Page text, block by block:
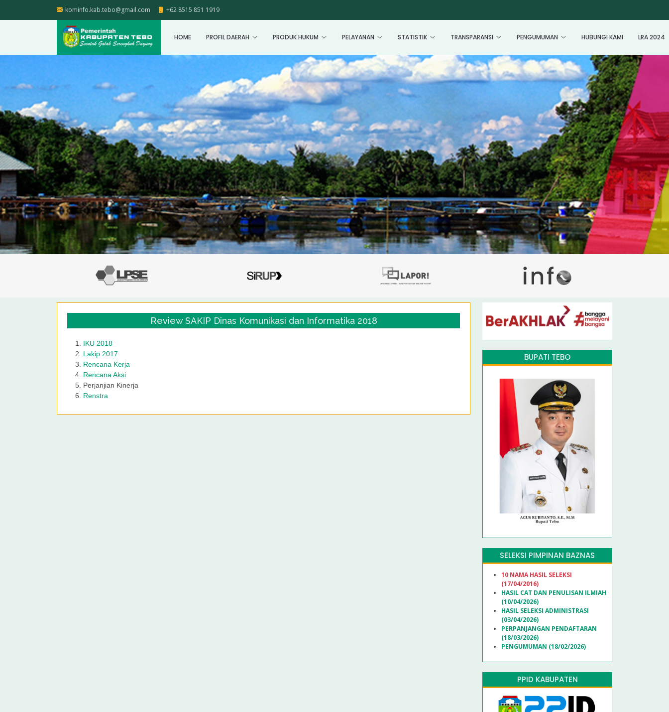
kominfo.kab.tebo@gmail.com +62 8515 851 1919
HOME PROFIL DAERAH PRODUK HUKUM PELAYANAN STATISTIK TRANSPARANSI PENGUMUMAN HUBUNGI KAMI LRA 2024
Review SAKIP Dinas Komunikasi dan Informatika 2018
IKU 2018
Lakip 2017
Rencana Kerja
Rencana Aksi
Perjanjian Kinerja
Renstra
BUPATI TEBO
SELEKSI PIMPINAN BAZNAS
10 NAMA HASIL SELEKSI
(17/04/2016)
HASIL CAT DAN PENULISAN ILMIAH
(10/04/2026)
HASIL SELEKSI ADMINISTRASI
(03/04/2026)
PERPANJANGAN PENDAFTARAN
(18/03/2026)
PENGUMUMAN (18/02/2026)
PPID KABUPATEN